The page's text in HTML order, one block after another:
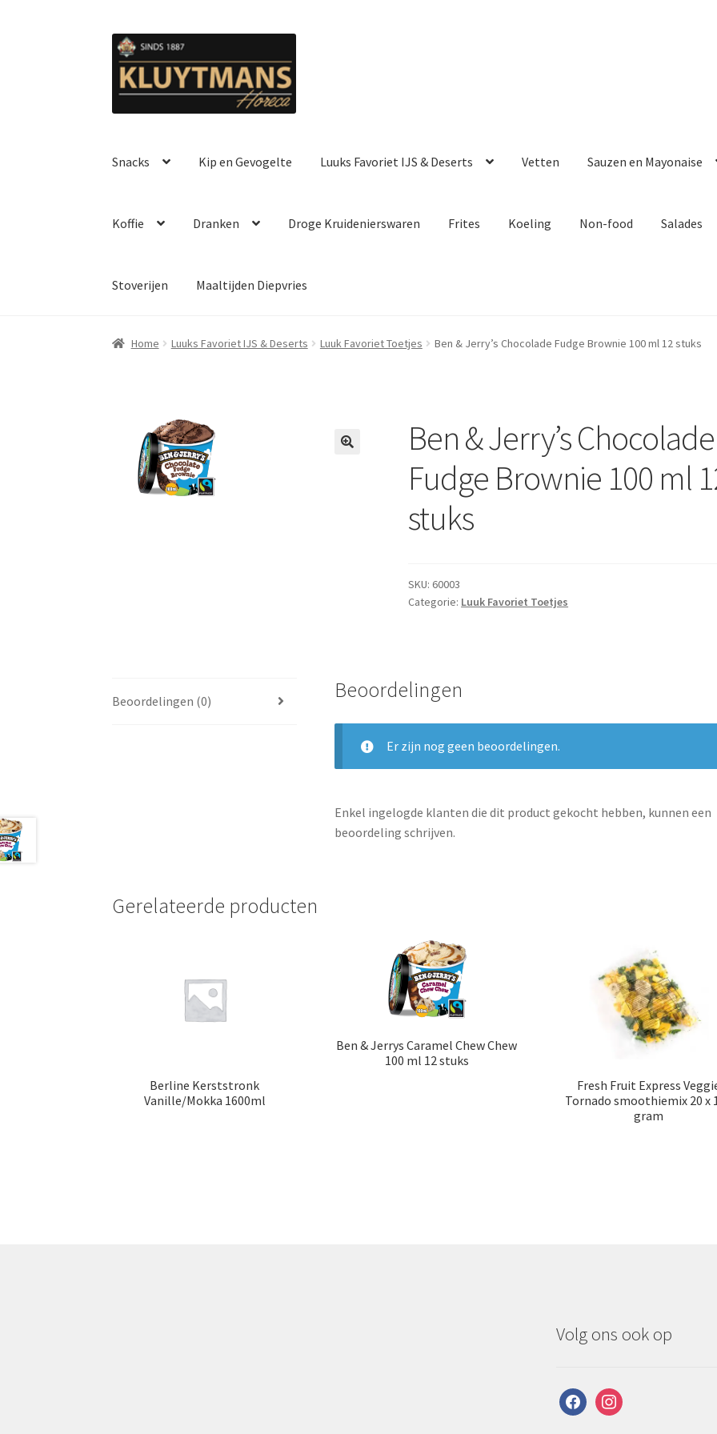
Ga
door
naar
Ga
naar
de
Snacks Kip en Gevogelte Luuks Favoriet IJS & Deserts Vetten Sauzen en Mayonaise
Koffie Dranken Droge Kruidenierswaren Frites Koeling Non-food Salades
Stoverijen Maaltijden Diepvries
Home Luuks Favoriet IJS & Deserts Luuk Favoriet Toetjes Ben & Jerry’s Chocolade Fudge Brownie 100 ml 12 stuks
Ben & Jerry’s Chocolade
Fudge Brownie 100 ml
stuks
SKU: 60003
Categorie: Luuk Favoriet Toetjes
Beoordelingen (0) Beoordelingen
Er zijn nog geen beoordelingen.
Enkel ingelogde klanten die dit product gekocht hebben, kunnen een
beoordeling schrijven.
Gerelateerde producten
Berline Kerststronk
Vanille/Mokka 1600ml
Ben & Jerrys Caramel Chew Chew
100 ml 12 stuks
Fresh Fruit Express
Tornado smoothiemix 20 x
gram
Volg ons ook op
facebookinstagram